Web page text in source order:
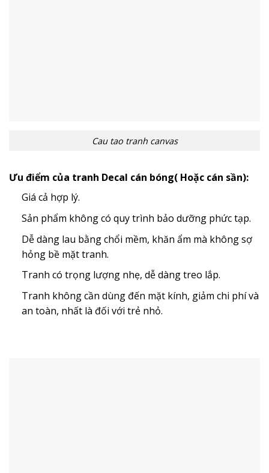
Cau tao tranh canvas
Ưu điểm của tranh Decal cán bóng( Hoặc cán sần):
Giá cả hợp lý.
Sản phẩm không có quy trình bảo dưỡng phức tạp.
Dễ dàng lau bằng chổi mềm, khăn ẩm mà không sợ
hỏng bề mặt tranh.
Tranh có trọng lượng nhẹ, dễ dàng treo lắp.
Tranh không cần dùng đến mặt kính, giảm chi phí và
an toàn, nhất là đối với trẻ nhỏ.